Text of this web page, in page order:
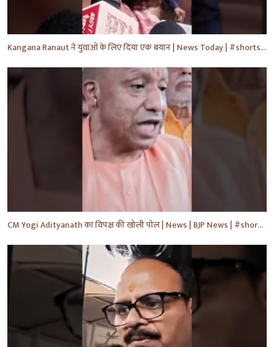
Kangana Ranaut ने युवाओं के लिए दिया एक बयान | News Today | #shorts #ytshorts #news #yt
CM Yogi Adityanath का विपक्ष की खोली पोल | News | BJP News | #shorts #yt #news #ytshorts